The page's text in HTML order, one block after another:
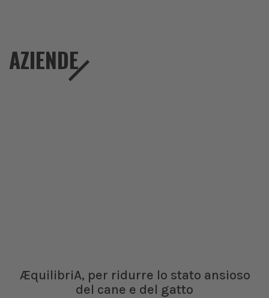
AZIENDE
ÆquilibriA, per ridurre lo stato ansioso
del cane e del gatto